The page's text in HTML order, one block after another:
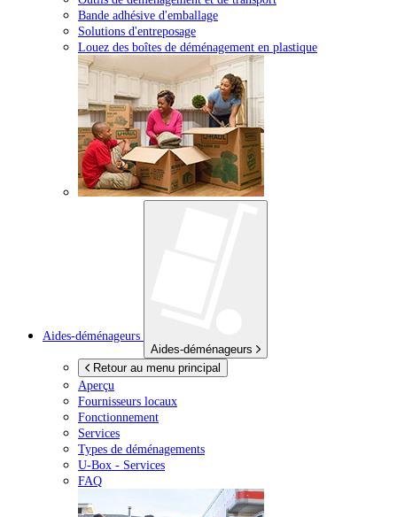
Bande adhésive d'emballage
Solutions d'entreposage
Louez des boîtes de déménagement en plastique
Aides-déménageurs
Aides-déménageurs
Retour au menu principal
Aperçu
Fournisseurs locaux
Fonctionnement
Services
Types de déménagements
U-Box - Services
FAQ